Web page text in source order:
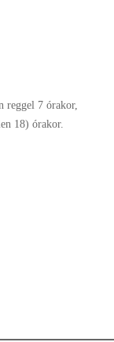
reggel 7 órakor,
18) órakor.